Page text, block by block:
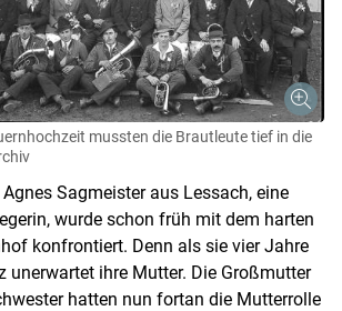
mussten die Brautleute tief in die
Sagmeister aus Lessach, eine
wurde schon früh mit dem harten
konfrontiert. Denn als sie vier Jahre
unerwartet ihre Mutter. Die Groß­mutter
hatten nun fortan die Mutter­rolle